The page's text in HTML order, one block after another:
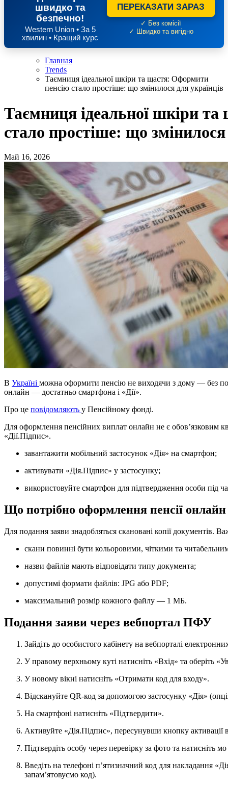
швидко та
безпечно!
Western Union • За 5
хвилин • Кращий курс
ПЕРЕКАЗАТИ ЗАРАЗ
✓ Без комісії
✓ Швидко та вигідно
Главная
Trends
Таємниця ідеальної шкіри та щастя: Оформити
пенсію стало простіше: що змінилося для українців
Таємниця ідеальної шкіри
стало простіше: що змінилося
Май 16, 2026
Україні можна оформити пенсію не виходячи з дому — без
онлайн — достатньо смартфона і «Дії».
Про це повідомляють у Пенсійному фонді.
Для оформлення пенсійних виплат онлайн не є обов’язковим
«Дії.Підпис».
завантажити мобільний застосунок «Дія» на смартфон;
активувати «Дія.Підпис» у застосунку;
використовуйте смартфон для підтвердження особи під
Що потрібно оформлення пенсії онлайн
Для подання заяви знадобляться скановані копії документів.
скани повинні бути кольоровими, чіткими та
назви файлів мають відповідати типу документа;
допустимі формати файлів: JPG або PDF;
максимальний розмір кожного файлу — 1 МБ.
Подання заяви через вебпортал ПФУ
Зайдіть до особистого кабінету на вебпорталі
У правому верхньому куті натисніть «Вхід» та оберіть
У новому вікні натисніть «Отримати код для входу».
Відскануйте QR-код за допомогою застосунку «Дія»
На смартфоні натисніть «Підтвердити».
Активуйте «Дія.Підпис», пересунувши кнопку активації
Підтвердіть особу через перевірку за фото та натисніть
Введіть на телефоні п’ятизначний код для накладання «Дія.Підпису» (якщо використовуємо вперше —
запам’ятовуємо код).